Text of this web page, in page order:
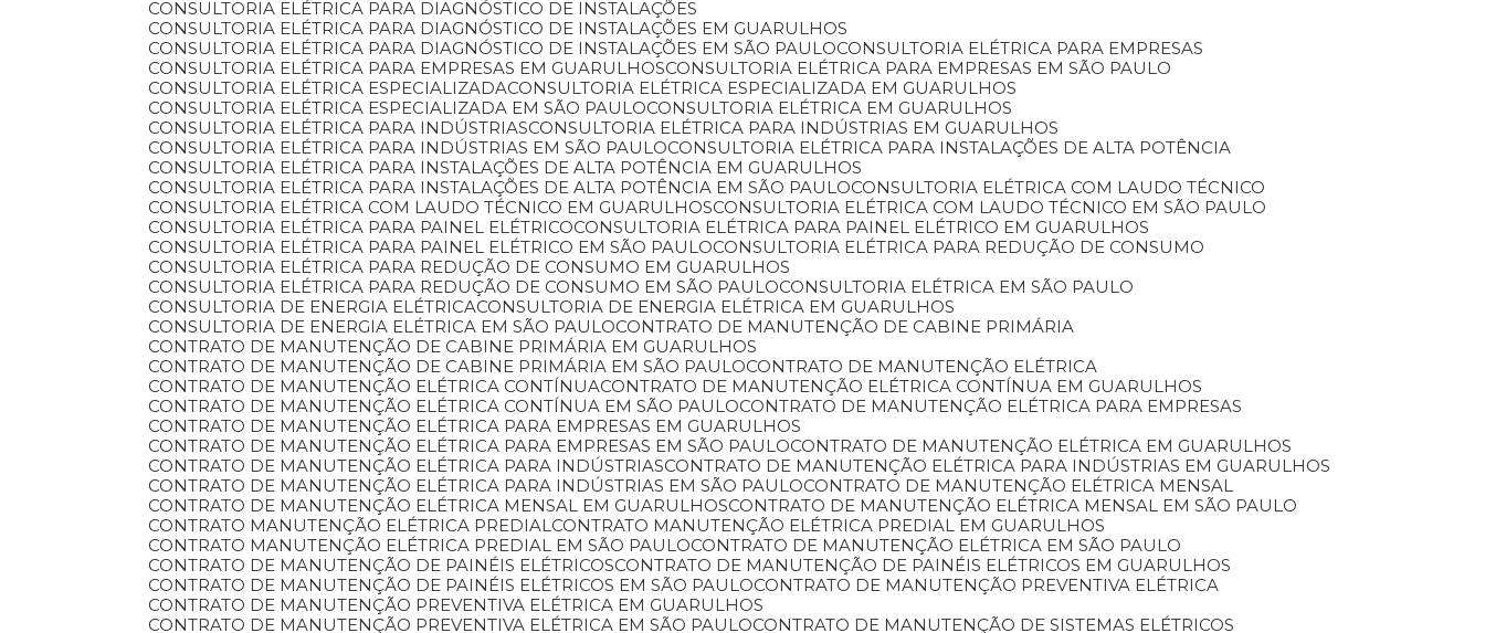
CONSULTORIA ELÉTRICA PARA DIAGNÓSTICO DE INSTALAÇÕES
CONSULTORIA ELÉTRICA PARA DIAGNÓSTICO DE INSTALAÇÕES EM GUARULHOS
CONSULTORIA ELÉTRICA PARA DIAGNÓSTICO DE INSTALAÇÕES EM SÃO PAULO
CONSULTORIA ELÉTRICA PARA EMPRESAS
CONSULTORIA ELÉTRICA PARA EMPRESAS EM GUARULHOS
CONSULTORIA ELÉTRICA PARA EMPRESAS EM SÃO PAULO
CONSULTORIA ELÉTRICA ESPECIALIZADA CONSULTORIA ELÉTRICA ESPECIALIZADA EM GUARULHOS
CONSULTORIA ELÉTRICA ESPECIALIZADA EM SÃO PAULO
CONSULTORIA ELÉTRICA EM GUARULHOS
CONSULTORIA ELÉTRICA PARA INDÚSTRIAS
CONSULTORIA ELÉTRICA PARA INDÚSTRIAS EM GUARULHOS
CONSULTORIA ELÉTRICA PARA INDÚSTRIAS EM SÃO PAULO
CONSULTORIA ELÉTRICA PARA INSTALAÇÕES DE ALTA POTÊNCIA
CONSULTORIA ELÉTRICA PARA INSTALAÇÕES DE ALTA POTÊNCIA EM GUARULHOS
CONSULTORIA ELÉTRICA PARA INSTALAÇÕES DE ALTA POTÊNCIA EM SÃO PAULO
CONSULTORIA ELÉTRICA COM LAUDO TÉCNICO
CONSULTORIA ELÉTRICA COM LAUDO TÉCNICO EM GUARULHOS
CONSULTORIA ELÉTRICA COM LAUDO TÉCNICO EM SÃO PAULO
CONSULTORIA ELÉTRICA PARA PAINEL ELÉTRICO
CONSULTORIA ELÉTRICA PARA PAINEL ELÉTRICO EM GUARULHOS
CONSULTORIA ELÉTRICA PARA PAINEL ELÉTRICO EM SÃO PAULO
CONSULTORIA ELÉTRICA PARA REDUÇÃO DE CONSUMO
CONSULTORIA ELÉTRICA PARA REDUÇÃO DE CONSUMO EM GUARULHOS
CONSULTORIA ELÉTRICA PARA REDUÇÃO DE CONSUMO EM SÃO PAULO
CONSULTORIA ELÉTRICA EM SÃO PAULO
CONSULTORIA DE ENERGIA ELÉTRICA CONSULTORIA DE ENERGIA ELÉTRICA EM GUARULHOS
CONSULTORIA DE ENERGIA ELÉTRICA EM SÃO PAULO
CONTRATO DE MANUTENÇÃO DE CABINE PRIMÁRIA
CONTRATO DE MANUTENÇÃO DE CABINE PRIMÁRIA EM GUARULHOS
CONTRATO DE MANUTENÇÃO DE CABINE PRIMÁRIA EM SÃO PAULO
CONTRATO DE MANUTENÇÃO ELÉTRICA
CONTRATO DE MANUTENÇÃO ELÉTRICA CONTÍNUA CONTRATO DE MANUTENÇÃO ELÉTRICA CONTÍNUA EM GUARULHOS
CONTRATO DE MANUTENÇÃO ELÉTRICA CONTÍNUA EM SÃO PAULO
CONTRATO DE MANUTENÇÃO ELÉTRICA PARA EMPRESAS
CONTRATO DE MANUTENÇÃO ELÉTRICA PARA EMPRESAS EM GUARULHOS
CONTRATO DE MANUTENÇÃO ELÉTRICA PARA EMPRESAS EM SÃO PAULO
CONTRATO DE MANUTENÇÃO ELÉTRICA EM GUARULHOS
CONTRATO DE MANUTENÇÃO ELÉTRICA PARA INDÚSTRIAS
CONTRATO DE MANUTENÇÃO ELÉTRICA PARA INDÚSTRIAS EM GUARULHOS
CONTRATO DE MANUTENÇÃO ELÉTRICA PARA INDÚSTRIAS EM SÃO PAULO
CONTRATO DE MANUTENÇÃO ELÉTRICA MENSAL
CONTRATO DE MANUTENÇÃO ELÉTRICA MENSAL EM GUARULHOS
CONTRATO DE MANUTENÇÃO ELÉTRICA MENSAL EM SÃO PAULO
CONTRATO MANUTENÇÃO ELÉTRICA PREDIAL CONTRATO MANUTENÇÃO ELÉTRICA PREDIAL EM GUARULHOS
CONTRATO MANUTENÇÃO ELÉTRICA PREDIAL EM SÃO PAULO
CONTRATO DE MANUTENÇÃO ELÉTRICA EM SÃO PAULO
CONTRATO DE MANUTENÇÃO DE PAINÉIS ELÉTRICOS
CONTRATO DE MANUTENÇÃO DE PAINÉIS ELÉTRICOS EM GUARULHOS
CONTRATO DE MANUTENÇÃO DE PAINÉIS ELÉTRICOS EM SÃO PAULO
CONTRATO DE MANUTENÇÃO PREVENTIVA ELÉTRICA
CONTRATO DE MANUTENÇÃO PREVENTIVA ELÉTRICA EM GUARULHOS
CONTRATO DE MANUTENÇÃO PREVENTIVA ELÉTRICA EM SÃO PAULO
CONTRATO DE MANUTENÇÃO DE SISTEMAS ELÉTRICOS